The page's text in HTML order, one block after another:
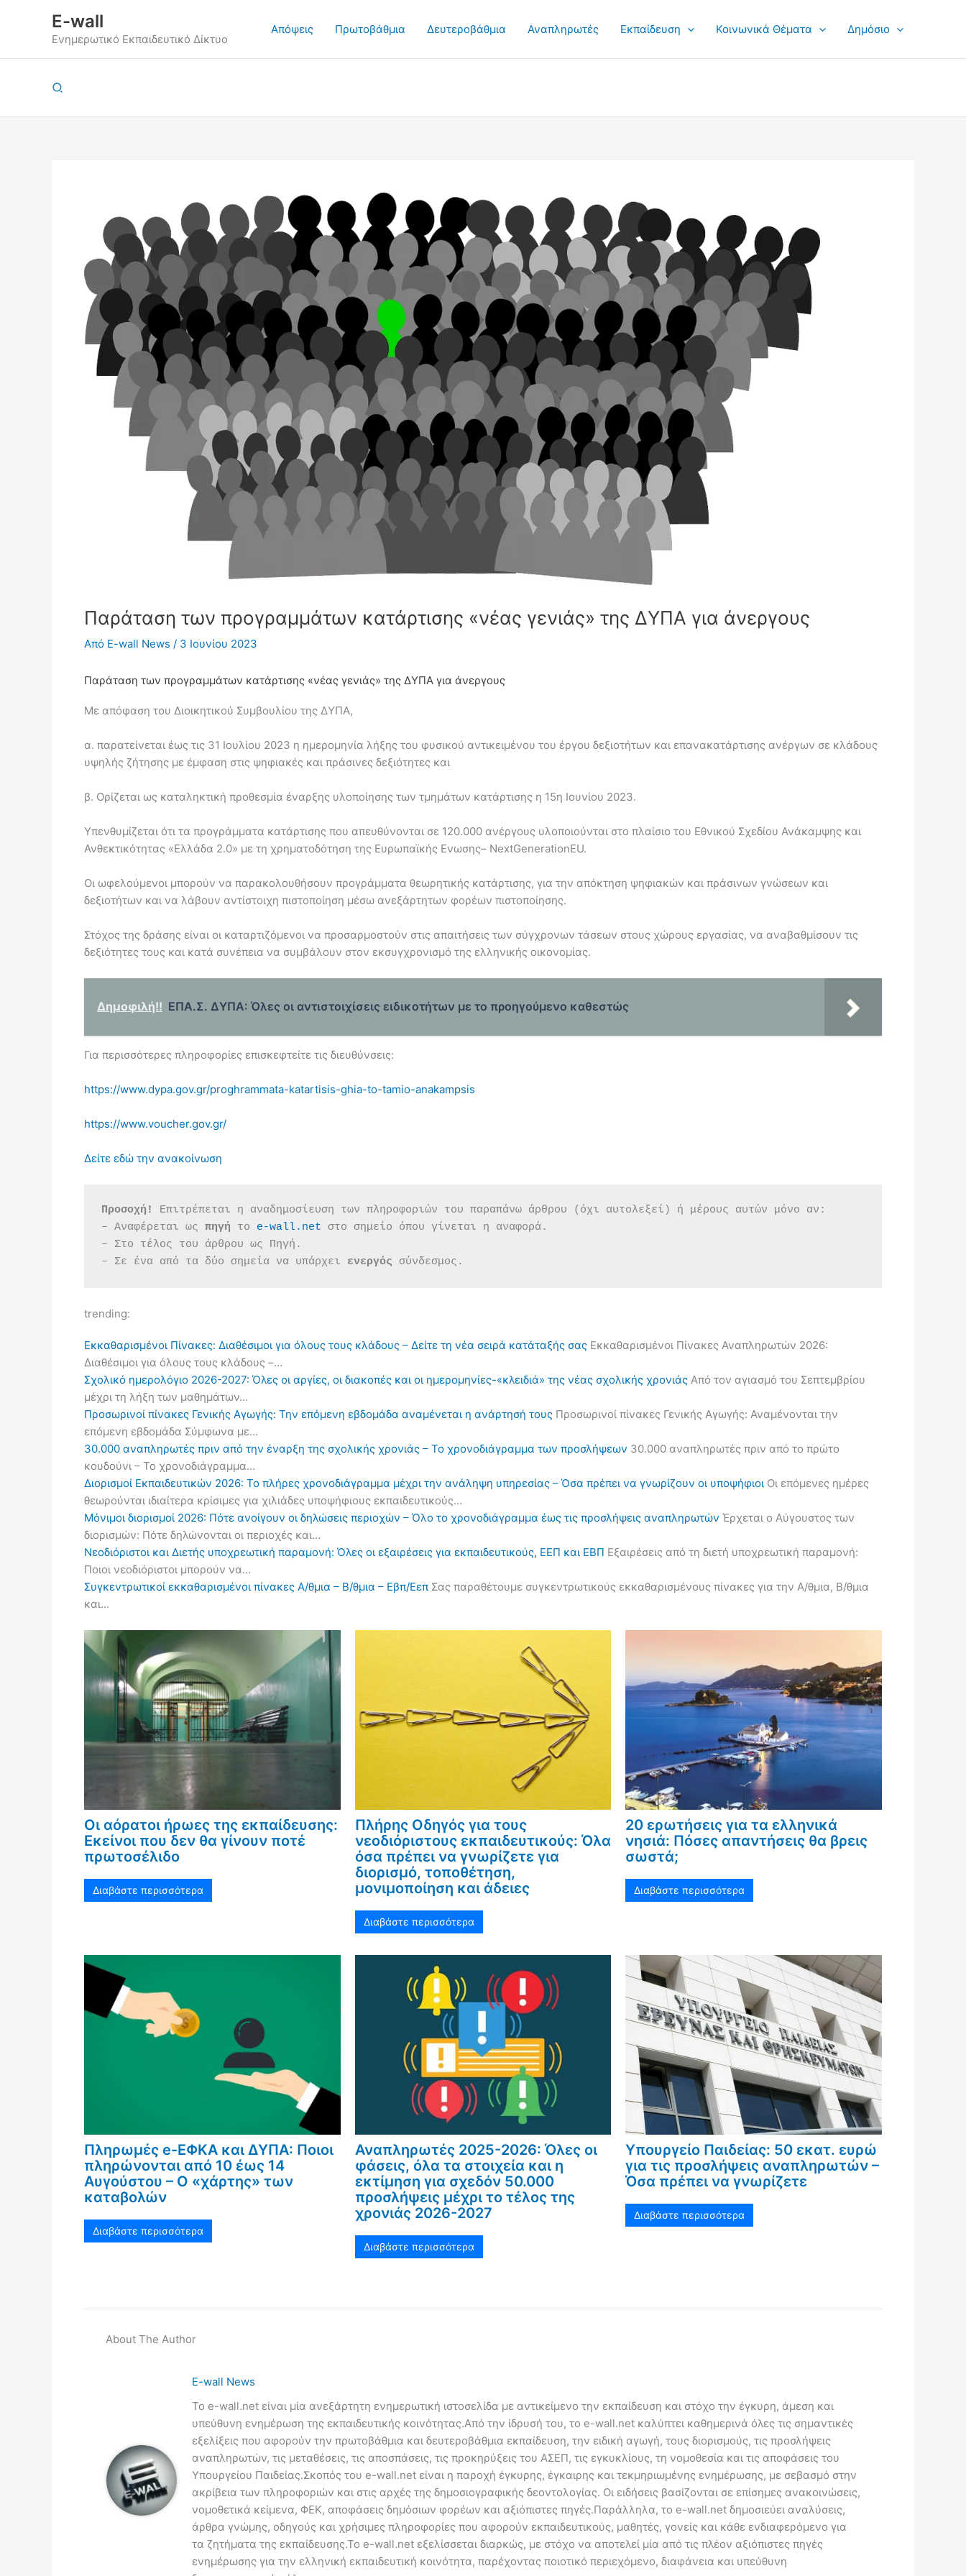
περιεχόμενο
E-wall
Ενημερωτικό Εκπαιδευτικό Δίκτυο
Απόψεις Πρωτοβάθμια Δευτεροβάθμια Αναπληρωτές Εκπαίδευση Κοινωνικά Θέματα Δημόσιο
Αναζήτηση
Παράταση των προγραμμάτων κατάρτισης «νέας γενιάς» της ΔΥΠΑ για άνεργους
Από E-wall News / 3 Ιουνίου 2023
Παράταση των προγραμμάτων κατάρτισης «νέας γενιάς» της ΔΥΠΑ για άνεργους
Με απόφαση του Διοικητικού Συμβουλίου της ΔΥΠΑ,
α. παρατείνεται έως τις 31 Ιουλίου 2023 η ημερομηνία λήξης του φυσικού αντικειμένου του έργου δεξιοτήτων και επανακατάρτισης ανέργων σε κλάδους
υψηλής ζήτησης με έμφαση στις ψηφιακές και πράσινες δεξιότητες και
β. Ορίζεται ως καταληκτική προθεσμία έναρξης υλοποίησης των τμημάτων κατάρτισης η 15η Ιουνίου 2023.
Υπενθυμίζεται ότι τα προγράμματα κατάρτισης που απευθύνονται σε 120.000 ανέργους υλοποιούνται στο πλαίσιο του Εθνικού Σχεδίου Ανάκαμψης και
Ανθεκτικότητας «Ελλάδα 2.0» με τη χρηματοδότηση της Ευρωπαϊκής Ενωσης– NextGenerationEU.
Οι ωφελούμενοι μπορούν να παρακολουθήσουν προγράμματα θεωρητικής κατάρτισης, για την απόκτηση ψηφιακών και πράσινων γνώσεων και
δεξιοτήτων και να λάβουν αντίστοιχη πιστοποίηση μέσω ανεξάρτητων φορέων πιστοποίησης.
Στόχος της δράσης είναι οι καταρτιζόμενοι να προσαρμοστούν στις απαιτήσεις των σύγχρονων τάσεων στους χώρους εργασίας, να αναβαθμίσουν τις
δεξιότητες τους και κατά συνέπεια να συμβάλουν στον εκσυγχρονισμό της ελληνικής οικονομίας.
Δημοφιλή!! ΕΠΑ.Σ. ΔΥΠΑ: Όλες οι αντιστοιχίσεις ειδικοτήτων με το προηγούμενο καθεστώς
Για περισσότερες πληροφορίες επισκεφτείτε τις διευθύνσεις:
https://www.dypa.gov.gr/proghrammata-katartisis-ghia-to-tamio-anakampsis
https://www.voucher.gov.gr/
Δείτε εδώ την ανακοίνωση
Προσοχή!
Επιτρέπεται η αναδημοσίευση των πληροφοριών του παραπάνω άρθρου (όχι αυτολεξεί) ή μέρους αυτών μόνο αν:
– Αναφέρεται ως πηγή το e-wall.net στο σημείο όπου γίνεται η αναφορά.
– Στο τέλος του άρθρου ως Πηγή.
– Σε ένα από τα δύο σημεία να υπάρχει ενεργός σύνδεσμος.
trending:
Εκκαθαρισμένοι Πίνακες: Διαθέσιμοι για όλους τους κλάδους – Δείτε τη νέα σειρά κατάταξής σας Εκκαθαρισμένοι Πίνακες Αναπληρωτών 2026:
Διαθέσιμοι για όλους τους κλάδους –…
Σχολικό ημερολόγιο 2026-2027: Όλες οι αργίες, οι διακοπές και οι ημερομηνίες-«κλειδιά» της νέας σχολικής χρονιάς Από τον αγιασμό του Σεπτεμβρίου
μέχρι τη λήξη των μαθημάτων…
Προσωρινοί πίνακες Γενικής Αγωγής: Την επόμενη εβδομάδα αναμένεται η ανάρτησή τους Προσωρινοί πίνακες Γενικής Αγωγής: Αναμένονται την
επόμενη εβδομάδα Σύμφωνα με…
30.000 αναπληρωτές πριν από την έναρξη της σχολικής χρονιάς – Το χρονοδιάγραμμα των προσλήψεων 30.000 αναπληρωτές πριν από το πρώτο
κουδούνι – Το χρονοδιάγραμμα…
Διορισμοί Εκπαιδευτικών 2026: Το πλήρες χρονοδιάγραμμα μέχρι την ανάληψη υπηρεσίας – Όσα πρέπει να γνωρίζουν οι υποψήφιοι Οι επόμενες ημέρες
θεωρούνται ιδιαίτερα κρίσιμες για χιλιάδες υποψήφιους εκπαιδευτικούς…
Μόνιμοι διορισμοί 2026: Πότε ανοίγουν οι δηλώσεις περιοχών – Όλο το χρονοδιάγραμμα έως τις προσλήψεις αναπληρωτών Έρχεται ο Αύγουστος των
διορισμών: Πότε δηλώνονται οι περιοχές και…
Νεοδιόριστοι και Διετής υποχρεωτική παραμονή: Όλες οι εξαιρέσεις για εκπαιδευτικούς, ΕΕΠ και ΕΒΠ Εξαιρέσεις από τη διετή υποχρεωτική παραμονή:
Ποιοι νεοδιόριστοι μπορούν να…
Συγκεντρωτικοί εκκαθαρισμένοι πίνακες Α/θμια – Β/θμια – Εβπ/Εεπ Σας παραθέτουμε συγκεντρωτικούς εκκαθαρισμένους πίνακες για την Α/θμια, Β/θμια
και…
Οι αόρατοι ήρωες της εκπαίδευσης:
Εκείνοι που δεν θα γίνουν ποτέ
πρωτοσέλιδο
Διαβάστε περισσότερα
Πλήρης Οδηγός για τους
νεοδιόριστους εκπαιδευτικούς: Όλα
όσα πρέπει να γνωρίζετε για
διορισμό, τοποθέτηση,
μονιμοποίηση και άδειες
Διαβάστε περισσότερα
20 ερωτήσεις για τα ελληνικά
νησιά: Πόσες απαντήσεις θα βρεις
σωστά;
Διαβάστε περισσότερα
Πληρωμές e-ΕΦΚΑ και ΔΥΠΑ: Ποιοι
πληρώνονται από 10 έως 14
Αυγούστου – Ο «χάρτης» των
καταβολών
Διαβάστε περισσότερα
Αναπληρωτές 2025-2026: Όλες οι
φάσεις, όλα τα στοιχεία και η
εκτίμηση για σχεδόν 50.000
προσλήψεις μέχρι το τέλος της
χρονιάς 2026-2027
Διαβάστε περισσότερα
Υπουργείο Παιδείας: 50 εκατ. ευρώ
για τις προσλήψεις αναπληρωτών –
Όσα πρέπει να γνωρίζετε
Διαβάστε περισσότερα
About The Author
E-wall News
Το e-wall.net είναι μία ανεξάρτητη ενημερωτική ιστοσελίδα με αντικείμενο την εκπαίδευση και στόχο την έγκυρη, άμεση και
υπεύθυνη ενημέρωση της εκπαιδευτικής κοινότητας.Από την ίδρυσή του, το e-wall.net καλύπτει καθημερινά όλες τις σημαντικές
εξελίξεις που αφορούν την πρωτοβάθμια και δευτεροβάθμια εκπαίδευση, την ειδική αγωγή, τους διορισμούς, τις προσλήψεις
αναπληρωτών, τις μεταθέσεις, τις αποσπάσεις, τις προκηρύξεις του ΑΣΕΠ, τις εγκυκλίους, τη νομοθεσία και τις αποφάσεις του
Υπουργείου Παιδείας.Σκοπός του e-wall.net είναι η παροχή έγκυρης, έγκαιρης και τεκμηριωμένης ενημέρωσης, με σεβασμό στην
ακρίβεια των πληροφοριών και στις αρχές της δημοσιογραφικής δεοντολογίας. Οι ειδήσεις βασίζονται σε επίσημες ανακοινώσεις,
νομοθετικά κείμενα, ΦΕΚ, αποφάσεις δημόσιων φορέων και αξιόπιστες πηγές.Παράλληλα, το e-wall.net δημοσιεύει αναλύσεις,
άρθρα γνώμης, οδηγούς και χρήσιμες πληροφορίες που αφορούν εκπαιδευτικούς, μαθητές, γονείς και κάθε ενδιαφερόμενο για
τα ζητήματα της εκπαίδευσης.Το e-wall.net εξελίσσεται διαρκώς, με στόχο να αποτελεί μία από τις πλέον αξιόπιστες πηγές
ενημέρωσης για την ελληνική εκπαιδευτική κοινότητα, παρέχοντας ποιοτικό περιεχόμενο, διαφάνεια και υπεύθυνη